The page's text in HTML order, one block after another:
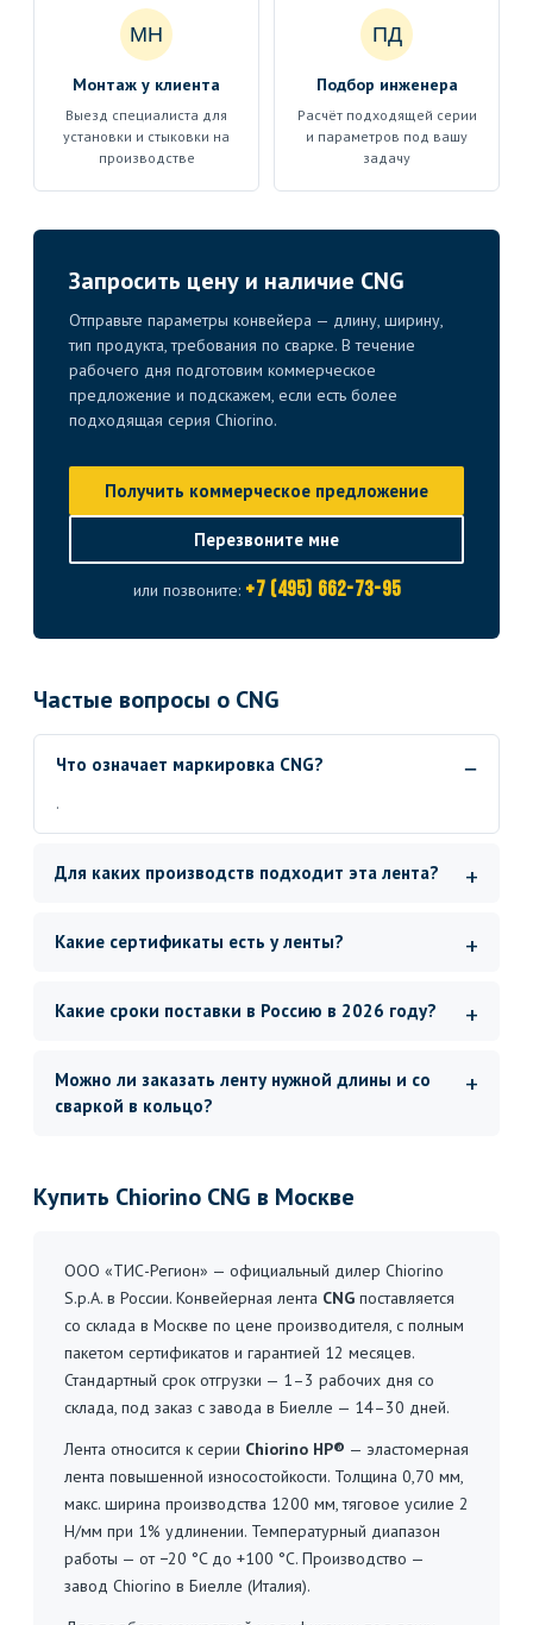
МН
Монтаж у клиента
Выезд специалиста для
установки и стыковки на
производстве
ПД
Подбор инженера
Расчёт подходящей серии
и параметров под вашу
задачу
Запросить цену и наличие CNG
Отправьте параметры конвейера — длину, ширину,
тип продукта, требования по сварке. В течение
рабочего дня подготовим коммерческое
предложение и подскажем, если есть более
подходящая серия Chiorino.
Получить коммерческое предложение
Перезвоните мне
или позвоните: +7 (495) 662-73-95
Частые вопросы о CNG
Что означает маркировка CNG?
.
Для каких производств подходит эта лента?
Какие сертификаты есть у ленты?
Какие сроки поставки в Россию в 2026 году?
Можно ли заказать ленту нужной длины и со
сваркой в кольцо?
Купить Chiorino CNG в Москве
ООО «ТИС-Регион» — официальный дилер Chiorino
S.p.A. в России. Конвейерная лента CNG поставляется
со склада в Москве по цене производителя, с полным
пакетом сертификатов и гарантией 12 месяцев.
Стандартный срок отгрузки — 1–3 рабочих дня со
склада, под заказ с завода в Биелле — 14–30 дней.
Лента относится к серии Chiorino HP® — эластомерная
лента повышенной износостойкости. Толщина 0,70 мм,
макс. ширина производства 1200 мм, тяговое усилие 2
Н/мм при 1% удлинении. Температурный диапазон
работы — от −20 °C до +100 °C. Производство —
завод Chiorino в Биелле (Италия).